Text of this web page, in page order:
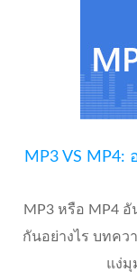
MP3 VS MP4:
MP3 หรือ MP4
กันอย่างไร บทคว
แง่มุ